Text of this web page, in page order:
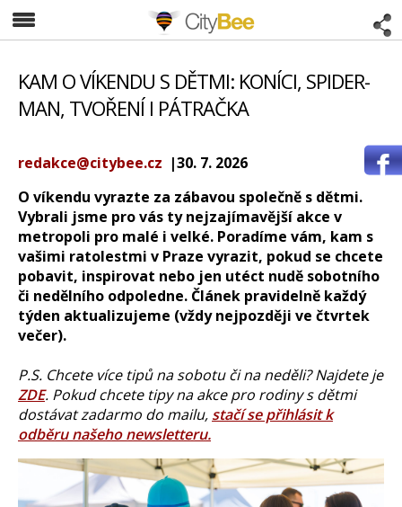
CityBee
KAM O VÍKENDU S DĚTMI: KONÍCI, SPIDER-
MAN, TVOŘENÍ I PÁTRAČKA
redakce@citybee.cz |30. 7. 2026
O víkendu vyrazte za zábavou společně s dětmi.
Vybrali jsme pro vás ty nejzajímavější akce v
metropoli pro malé i velké. Poradíme vám, kam s
vašimi ratolestmi v Praze vyrazit, pokud se chcete
pobavit, inspirovat nebo jen utéct nudě sobotního
či nedělního odpoledne. Článek pravidelně každý
týden aktualizujeme (vždy nejpozději ve čtvrtek
večer).
P.S. Chcete více tipů na sobotu či na neděli? Najdete je
ZDE. Pokud chcete tipy na akce pro rodiny s dětmi
dostávat zadarmo do mailu, stačí se přihlásit k
odběru našeho newsletteru.